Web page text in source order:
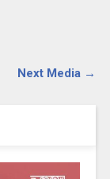
Next Media →